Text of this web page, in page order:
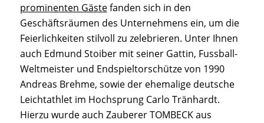
prominenten Gästefanden sich in den
Geschäftsräumen des Unternehmens ein, um die
Feierlichkeiten stilvoll zu zelebrieren. Unter Ihnen
auch Edmund Stoiber mit seiner Gattin, Fussball-
Weltmeister und Endspieltorschütze von 1990
Andreas Brehme, sowie der ehemalige deutsche
Leichtathlet im Hochsprung Carlo Tränhardt.
Hierzu wurde auch Zauberer TOMBECK aus